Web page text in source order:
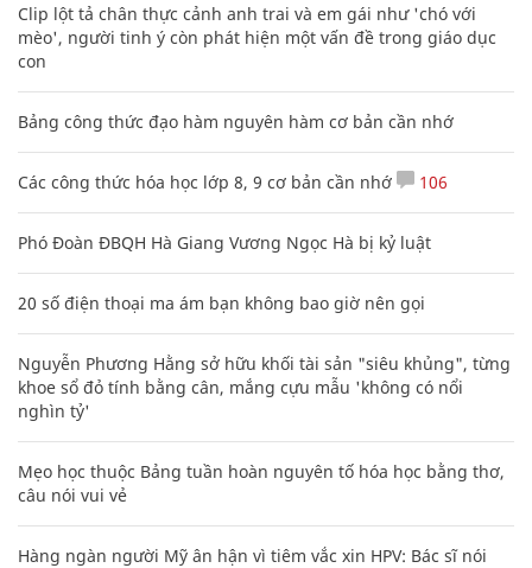
Clip lột tả chân thực cảnh anh trai và em gái như 'chó với
mèo', người tinh ý còn phát hiện một vấn đề trong giáo dục
con
Bảng công thức đạo hàm nguyên hàm cơ bản cần nhớ
Các công thức hóa học lớp 8, 9 cơ bản cần nhớ 106
Phó Đoàn ĐBQH Hà Giang Vương Ngọc Hà bị kỷ luật
20 số điện thoại ma ám bạn không bao giờ nên gọi
Nguyễn Phương Hằng sở hữu khối tài sản "siêu khủng", từng
khoe sổ đỏ tính bằng cân, mắng cựu mẫu 'không có nổi
nghìn tỷ'
Mẹo học thuộc Bảng tuần hoàn nguyên tố hóa học bằng thơ,
câu nói vui vẻ
Hàng ngàn người Mỹ ân hận vì tiêm vắc xin HPV: Bác sĩ nói